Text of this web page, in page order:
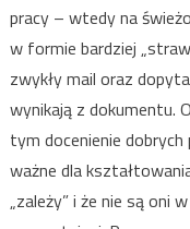
pracy – wtedy na
w formie bardziej
zwykły mail oraz
wynikają z dokumentu.
tym docenienie
ważne dla
„zależy” i że nie są oni